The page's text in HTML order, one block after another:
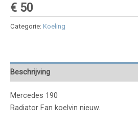
€ 50
Categorie: Koeling
Beschrijving
Mercedes 190
Radiator Fan koelvin nieuw.